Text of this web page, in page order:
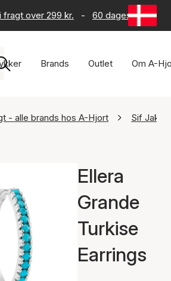
fragt over 299 kr. - 60 dages returret
Brands Outlet Om A-
- alle brands hos A-Hjort Sif
Ellera
Grande
Turkise
Earrings